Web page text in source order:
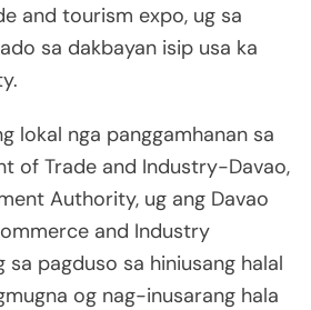
and tourism expo, ug sa
sa dakbayan isip usa ka
lokal nga panggamhanan sa
of Trade and Industry-Davao,
Authority, ug ang Davao
and Industry
pagduso sa hiniusang halal
og nag-inusarang hala